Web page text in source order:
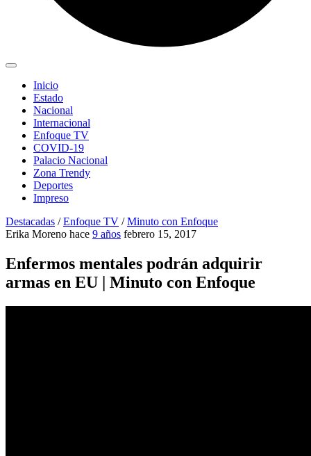
Inicio
Estado
Nacional
Internacional
Enfoque TV
COVID-19
Palacio Nacional
Zona Trendy
Deportes
Impreso
Destacadas /Enfoque TV /Minuto con Enfoque
Erika Moreno hace 9 años febrero 15, 2017
Enfermos mentales podrán adquirir
armas en EU | Minuto con Enfoque